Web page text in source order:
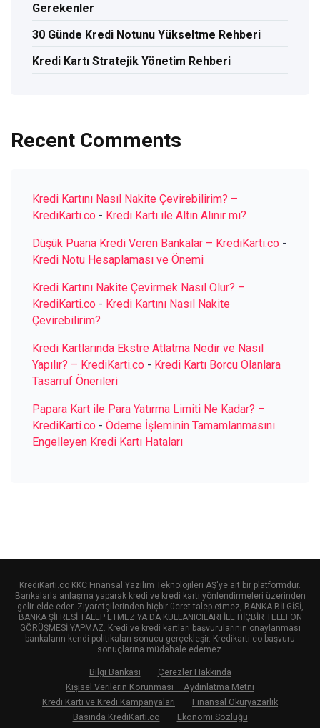
Gerekenler
30 Günde Kredi Notunu Yükseltme Rehberi
Kredi Kartı Stratejik Yönetim Rehberi
Recent Comments
Kredi Kartını Nasıl Nakite Çevirebilirim? –
KrediKarti.co - Kredi Kartı ile Altın Alınır mı?
Düşük Puana Kredi Veren Bankalar – KrediKarti.co -
Kredi Notu Hesaplaması ve Önemi
Kredi Kartını Nakite Çevirmek Nasıl Olur? –
KrediKarti.co - Kredi Kartını Nasıl Nakite
Çevirebilirim?
Kredi Kartlarında Ekstre Atlatma Nedir ve Nasıl
Yapılır? – KrediKarti.co - Kredi Kartı Borcu Olanlara
Tasarruf Önerileri
Papara Kart ile Para Yatırma Limiti Ne Kadar? –
KrediKarti.co - Ödeme İşleminin Tamamlanmasını
Engelleyen Kredi Kartı Hataları
KrediKarti.co KKC Finansal Yazılım Teknolojileri AŞ'ye ait bir platformdur.
Bankalarla anlaşma yaparak kredi ve kredi kartı yönlendirmeleri üzerinden
gelir elde eder. Ziyaretçilerinden hiçbir ücret talep etmez, BANKA BİLGİSİ,
BANKA ŞİFRESİ TALEP ETMEZ YA DA KULLANICILARI İLE HİÇBİR TELEFON
GÖRÜŞMESİ YAPMAZ. Kredi ve kredi kartları başvurularının onaylanması
bankaların kendi politikaları sonucu gerçekleşir. Kredikarti.co başvuru
sonuçlarına müdahale edemez.
Bilgi Bankası
Çerezler Hakkında
Kişisel Verilerin Korunması – Aydınlatma Metni
Kredi Kartı ve Kredi Kampanyaları
Finansal Okuryazarlık
Basında KrediKarti.co
Ekonomi Sözlüğü